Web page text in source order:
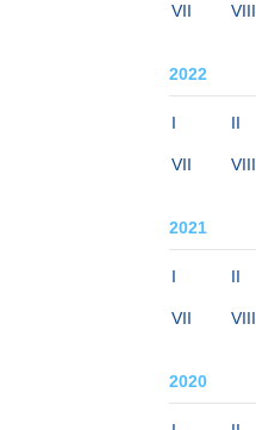
VII VIII
2022
I II
VII VIII
2021
I II
VII VIII
2020